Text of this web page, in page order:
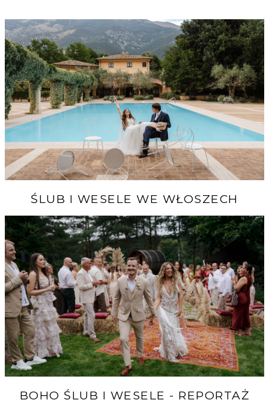
ŚLUB I WESELE WE WŁOSZECH
BOHO ŚLUB I WESELE - REPORTAŻ